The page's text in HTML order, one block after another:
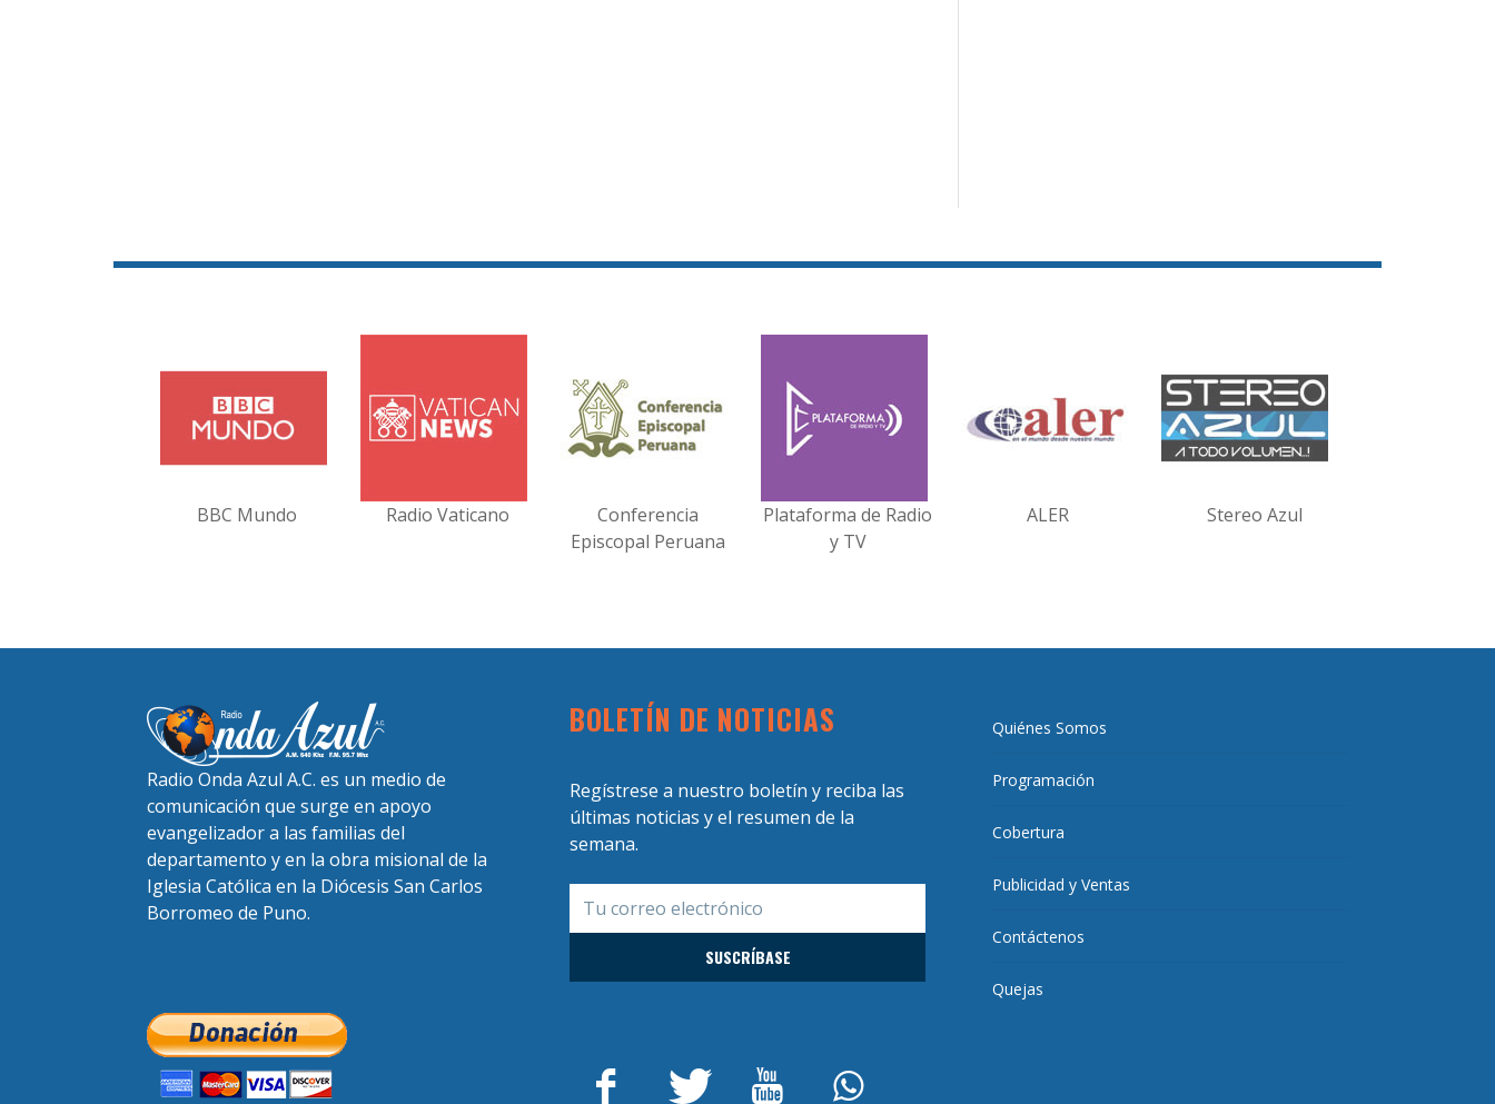
BBC Mundo Radio Vaticano
Conferencia
Episcopal Peruana
Plataforma de Radio
y TV
ALER Stereo Azul
Radio Onda Azul A.C. es un medio de
comunicación que surge en apoyo
evangelizador a las familias del
departamento y en la obra misional de la
Iglesia Católica en la Diócesis San Carlos
Borromeo de Puno.
BOLETÍN DE NOTICIAS
Regístrese a nuestro boletín y reciba las
últimas noticias y el resumen de la
semana.
Quiénes Somos
Programación
Cobertura
Publicidad y Ventas
Contáctenos
Quejas